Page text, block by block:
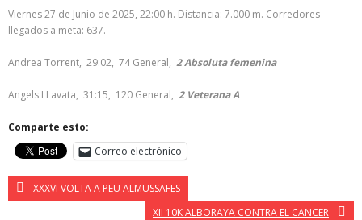
Viernes 27 de Junio de 2025, 22:00 h. Distancia: 7.000 m. Corredores
llegados a meta: 637.
Andrea Torrent, 29:02, 74 General, 2 Absoluta femenina
Angels LLavata, 31:15, 120 General, 2 Veterana A
Comparte esto:
Correo electrónico
XXXVI VOLTA A PEU ALMUSSAFES
XII 10K ALBORAYA CONTRA EL CANCER